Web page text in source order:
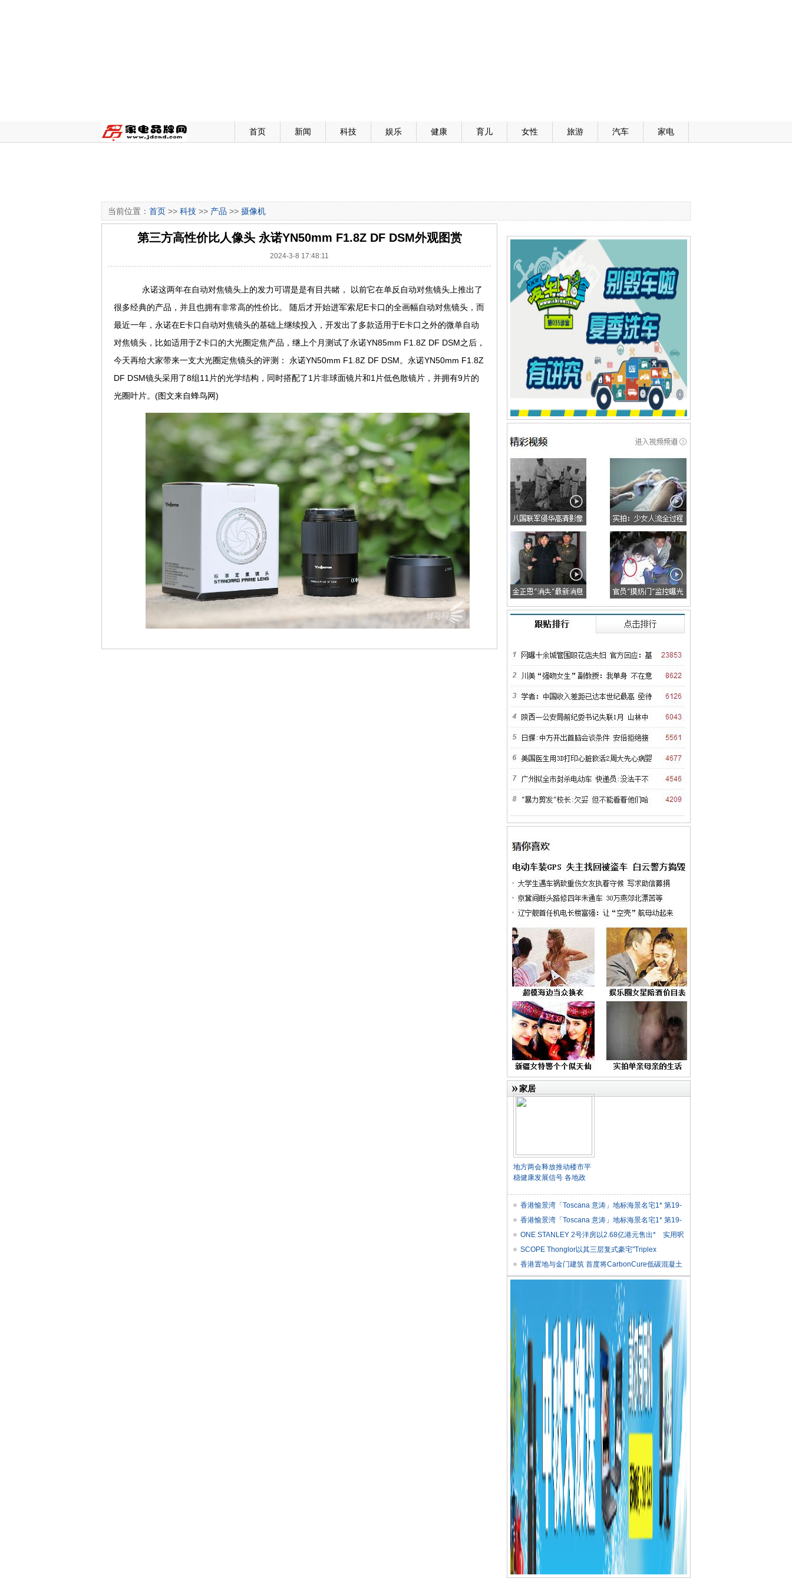
首页 新闻 科技 娱乐 健康 育儿 女性 旅游 汽车 家电
当前位置： 首页 >> 科技 >> 产品 >> 摄像机
第三方高性价比人像头 永诺YN50mm F1.8Z DF DSM外观图赏
2024-3-8 17:48:11
永诺这两年在自动对焦镜头上的发力可谓是是有目共睹， 以前它在单反自动对焦镜头上推出了
很多经典的产品，并且也拥有非常高的性价比。 随后才开始进军索尼E卡口的全画幅自动对焦镜头，而
最近一年，永诺在E卡口自动对焦镜头的基础上继续投入，开发出了多款适用于E卡口之外的微单自动
对焦镜头，比如适用于Z卡口的大光圈定焦产品，继上个月测试了永诺YN85mm F1.8Z DF DSM之后，
今天再给大家带来一支大光圈定焦镜头的评测： 永诺YN50mm F1.8Z DF DSM。永诺YN50mm F1.8Z
DF DSM镜头采用了8组11片的光学结构，同时搭配了1片非球面镜片和1片低色散镜片，并拥有9片的
光圈叶片。(图文来自蜂鸟网)
家居
地方两会释放推动楼市平
稳健康发展信号 各地政
香港愉景湾「Toscana 意涛」地标海景名宅1* 第19-
香港愉景湾「Toscana 意涛」地标海景名宅1* 第19-
ONE STANLEY 2号洋房以2.68亿港元售出* 实用呎
价 SCOPE Thonglor以其三层复式豪宅"Triplex
Residen
香港置地与金门建筑 首度将CarbonCure低碳混凝土